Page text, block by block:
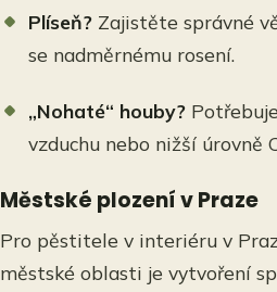
Plíseň? Zajistěte správné
se nadměrnému rosení.
„Nohaté“ houby?
vzduchu nebo nižší úrovně
Městské plození v Praze
Pro pěstitele v interiéru v
městské oblasti je vytvoření